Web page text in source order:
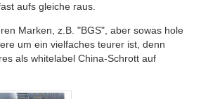
aufs gleiche raus.
Marken, z.B. "BGS", aber sowas hole
um ein vielfaches teurer ist, denn
als whitelabel China-Schrott auf